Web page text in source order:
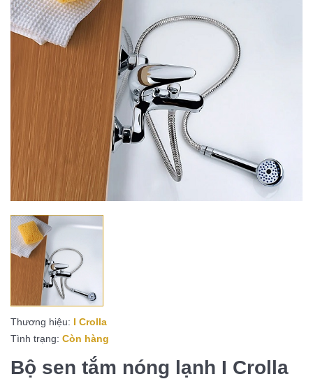
Thương hiệu: I Crolla
Tình trạng: Còn hàng
Bộ sen tắm nóng lạnh I Crolla